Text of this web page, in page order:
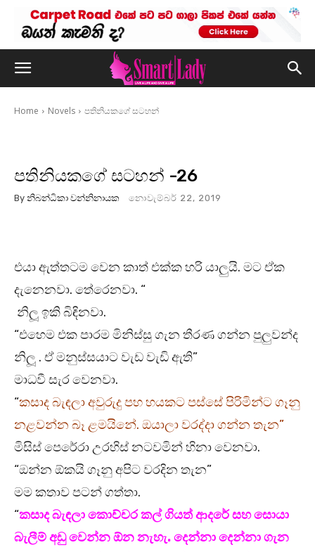
Home Novels පතිනියකගේ සටහන්
පතිනියකගේ සටහන් -26
By නිබන්ධිකා වන්නිනායක නොවැම්බර් 22, 2019
එයා ඇත්තටම වෙන කාත් එක්ක හරි යාලුයි. මට ඒක
දැනෙනවා. තේරෙනවා. “
නිලූ ඉකි බිඳිනවා.
“එහෙම එක පාරම මිනිස්සු ගැන තීරණ ගන්න පුලුවන්ද
නිලූ . ඒ මනුස්සයාට වැඩ වැඩි ඇති”
මාධවී සැර වෙනවා.
“කසාද බැඳලා අවුරුදු පහ හයකට පස්සේ පිරිමින්ට ගෑනු
නළවන්න බෑ ළමයිනේ. ඔයාලා වරද්දා ගන්න තැන”
මිසිස් පෙරේරා උරහිස් නටවමින් හිනා වෙනවා.
“ඔන්න ඕකයි ගෑනු අපිට වරදින තැන”
මම කතාව පටන් ගත්තා.
“කසාද බැඳලා කොච්චර කල් ගියත් ආදරේ සහ සොයා
බැලීම් අඩු වෙන්න ඕන නැහැ. දෙන්නා දෙන්නා ගැන